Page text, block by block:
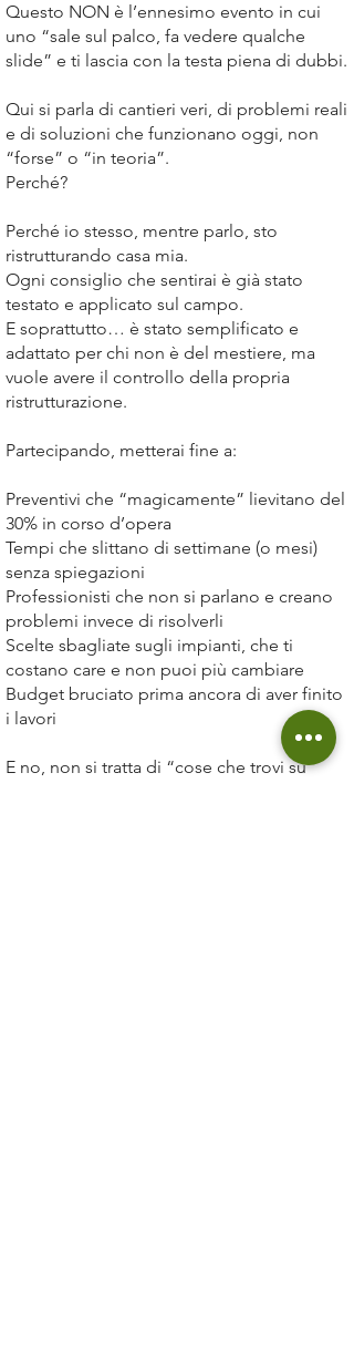
Questo NON è l’ennesimo evento in cui
uno “sale sul palco, fa vedere qualche
slide” e ti lascia con la testa piena di dubbi.
Qui si parla di cantieri veri, di problemi reali
e di soluzioni che funzionano oggi, non
“forse” o “in teoria”.
Perché?
Perché io stesso, mentre parlo, sto
ristrutturando casa mia.
Ogni consiglio che sentirai è già stato
testato e applicato sul campo.
E soprattutto… è stato semplificato e
adattato per chi non è del mestiere, ma
vuole avere il controllo della propria
ristrutturazione.
Partecipando, metterai fine a:
Preventivi che “magicamente” lievitano del
30% in corso d’opera
Tempi che slittano di settimane (o mesi)
senza spiegazioni
Professionisti che non si parlano e creano
problemi invece di risolverli
Scelte sbagliate sugli impianti, che ti
costano care e non puoi più cambiare
Budget bruciato prima ancora di aver finito
i lavori
E no, non si tratta di “cose che trovi su